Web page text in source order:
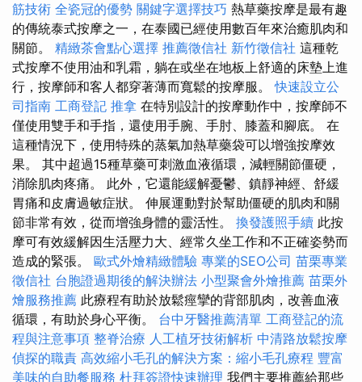
筋技術 全瓷冠的優勢 關鍵字選擇技巧 熱草藥按摩是最有趣
的傳統泰式按摩之一，在泰國已經使用數百年來治癒肌肉和
關節。 精緻茶會點心選擇 推薦徵信社 新竹徵信社 這種乾
式按摩不使用油和乳霜，躺在或坐在地板上舒適的床墊上進
行，按摩師和客人都穿著薄而寬鬆的按摩服。快速設立公
司指南 工商登記 推拿 在特別設計的按摩動作中，按摩師不
僅使用雙手和手指，還使用手腕、手肘、膝蓋和腳底。 在
這種情況下，使用特殊的蒸氣加熱草藥袋可以增強按摩效
果。 其中超過15種草藥可刺激血液循環，減輕關節僵硬，
消除肌肉疼痛。 此外，它還能緩解憂鬱、鎮靜神經、舒緩
胃痛和皮膚過敏症狀。 伸展運動對於幫助僵硬的肌肉和關
節非常有效，從而增強身體的靈活性。 換發護照手續 此按
摩可有效緩解因生活壓力大、經常久坐工作和不正確姿勢而
造成的緊張。 歐式外燴精緻體驗 專業的SEO公司 苗栗專業
徵信社 台胞證過期後的解決辦法 小型聚會外燴推薦 苗栗外
燴服務推薦 此療程有助於放鬆痙攣的背部肌肉，改善血液
循環，有助於身心平衡。 台中牙醫推薦清單 工商登記的流
程與注意事項 整脊治療 人工植牙技術解析 中清路放鬆按摩
偵探的職責 高效縮小毛孔的解決方案：縮小毛孔療程 豐富
美味的自助餐服務 杜拜簽證快速辦理 我們主要推薦給那些